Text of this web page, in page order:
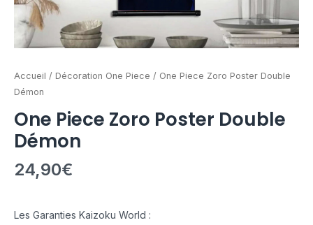
Accueil / Décoration One Piece / One Piece Zoro Poster Double
Démon
One Piece Zoro Poster Double
Démon
24,90€
Les Garanties Kaizoku World :